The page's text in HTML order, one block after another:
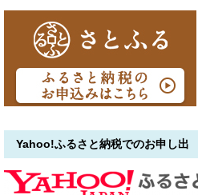
Yahoo!ふるさと納税でのお申し出